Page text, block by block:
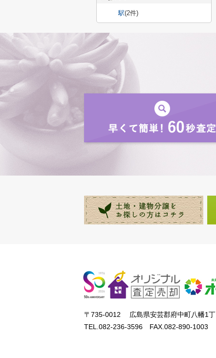
駅(2件)
〒735-0012 広島県安芸郡府中町八幡1
TEL.082-236-3596 FAX.082-890-1003